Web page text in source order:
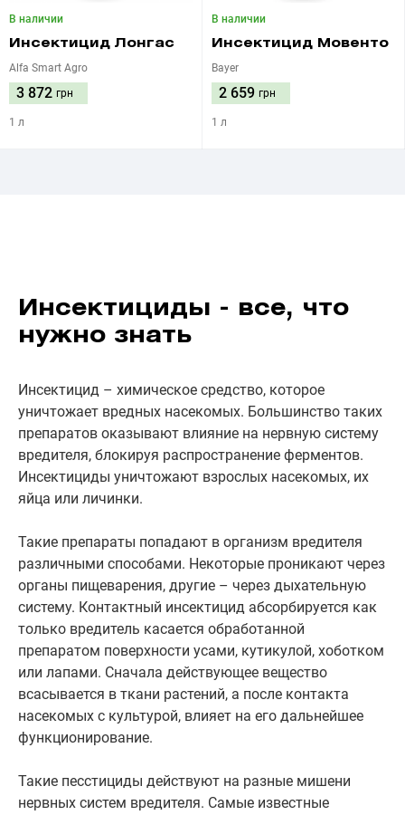
В наличии
Инсектицид Лонгас
Alfa Smart Agro
3 872 грн
1 л
В наличии
Инсектицид Мовенто
Bayer
2 659 грн
1 л
Инсектициды - все, что
нужно знать
Инсектицид – химическое средство, которое
уничтожает вредных насекомых. Большинство таких
препаратов оказывают влияние на нервную систему
вредителя, блокируя распространение ферментов.
Инсектициды уничтожают взрослых насекомых, их
яйца или личинки.
Такие препараты попадают в организм вредителя
различными способами. Некоторые проникают через
органы пищеварения, другие – через дыхательную
систему. Контактный инсектицид абсорбируется как
только вредитель касается обработанной
препаратом поверхности усами, кутикулой, хоботком
или лапами. Сначала действующее вещество
всасывается в ткани растений, а после контакта
насекомых с культурой, влияет на его дальнейшее
функционирование.
Такие песстициды действуют на разные мишени
нервных систем вредителя. Самые известные